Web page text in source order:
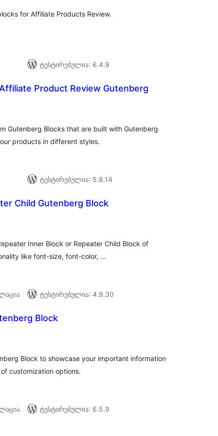
for Affiliate Products Review.
ტესტირებულია: 6.4.9
Product Review Gutenberg
Gutenberg Blocks that are built with Gutenberg
products in different styles.
ტესტირებულია: 5.8.14
Child Gutenberg Block
Inner Block or Repeater Child Block of
like font-size, font-color, …
ტესტირებულია: 4.9.30
Block
Block to showcase your important information
customization options.
ტესტირებულია: 6.5.9